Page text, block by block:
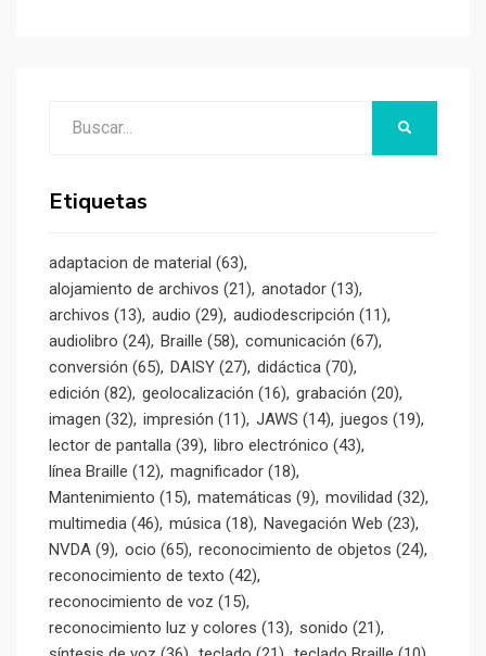
Etiquetas
adaptacion de material (63)
alojamiento de archivos (21) anotador (13)
archivos (13) audio (29) audiodescripción (11)
audiolibro (24) Braille (58) comunicación (67)
conversión (65) DAISY (27) didáctica (70)
edición (82) geolocalización (16) grabación (20)
imagen (32) impresión (11) JAWS (14) juegos (19)
lector de pantalla (39) libro electrónico (43)
línea Braille (12) magnificador (18)
Mantenimiento (15) matemáticas (9) movilidad (32)
multimedia (46) música (18) Navegación Web (23)
NVDA (9) ocio (65) reconocimiento de objetos (24)
reconocimiento de texto (42)
reconocimiento de voz (15)
reconocimiento luz y colores (13) sonido (21)